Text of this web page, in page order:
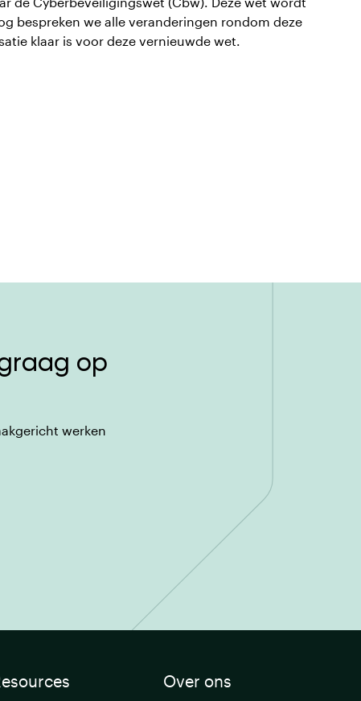
bespreken we alle veranderingen rondom deze
klaar is voor deze vernieuwde wet.
op
werken
Over ons